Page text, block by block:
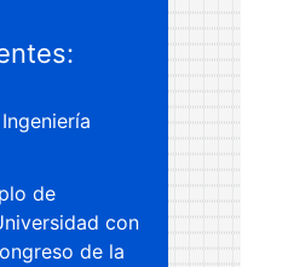
de
con
de la